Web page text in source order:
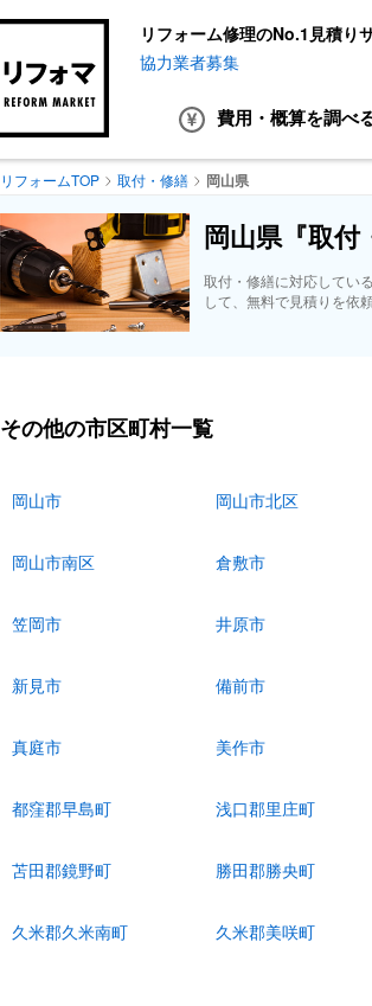
リフォーム修理のNo.1見積り
協力業者募集
費用・概算を調べ
リフォームTOP 取付・修繕 岡山県
岡山県『取付
取付・修繕に対応してい
して、無料で見積りを依
その他の市区町村一覧
岡山市 岡山市北区
岡山市南区 倉敷市
笠岡市 井原市
新見市 備前市
真庭市 美作市
都窪郡早島町 浅口郡里庄町
苫田郡鏡野町 勝田郡勝央町
久米郡久米南町 久米郡美咲町